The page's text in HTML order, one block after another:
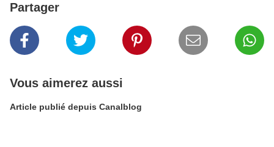
Partager
Vous aimerez aussi
Article publié depuis Canalblog